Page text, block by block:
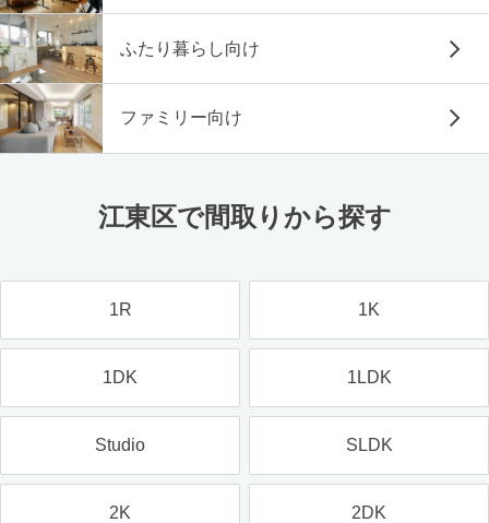
ふたり暮らし向け
ファミリー向け
江東区で間取りから探す
1R 1K
1DK 1LDK
Studio SLDK
2K 2DK